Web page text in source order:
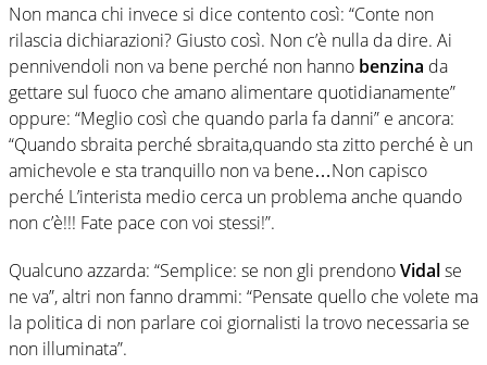
Non manca chi invece si dice contento così: “Conte non
rilascia dichiarazioni? Giusto così. Non c’è nulla da dire. Ai
pennivendoli non va bene perché non hanno benzina da
gettare sul fuoco che amano alimentare quotidianamente”
oppure: “Meglio così che quando parla fa danni” e ancora:
“Quando sbraita perché sbraita,quando sta zitto perché è un
amichevole e sta tranquillo non va bene…Non capisco
perché L’interista medio cerca un problema anche quando
non c’è!!! Fate pace con voi stessi!”.
Qualcuno azzarda: “Semplice: se non gli prendonoVidalse
ne va”, altri non fanno drammi: “Pensate quello che volete ma
la politica di non parlare coi giornalisti la trovo necessaria se
non illuminata”.